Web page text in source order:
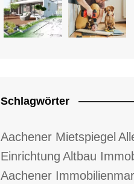
Schlagwörter
Aachener Mietspiegel
Einrichtung Altbau
Aachener